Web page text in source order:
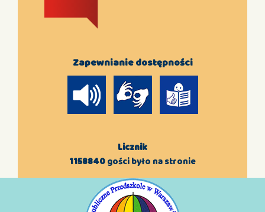
Zapewnianie dostępności
Licznik
1158840gości było na stronie